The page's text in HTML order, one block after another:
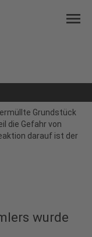
menu
Grundstück
die Gefahr von
darauf ist der
wurde